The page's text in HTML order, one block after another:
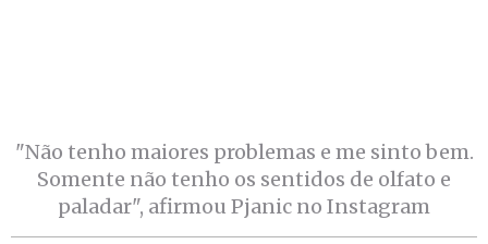
"Não tenho maiores problemas e me sinto bem.
Somente não tenho os sentidos de olfato e
paladar", afirmou Pjanic no Instagram